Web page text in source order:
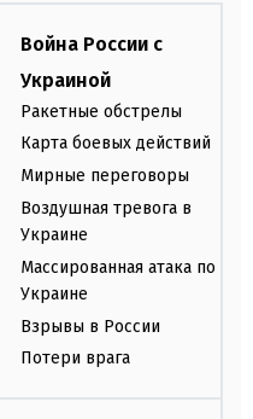
Война России с
Украиной
Ракетные обстрелы
Карта боевых действий
Мирные переговоры
Воздушная тревога в
Украине
Массированная атака по
Украине
Взрывы в России
Потери врага